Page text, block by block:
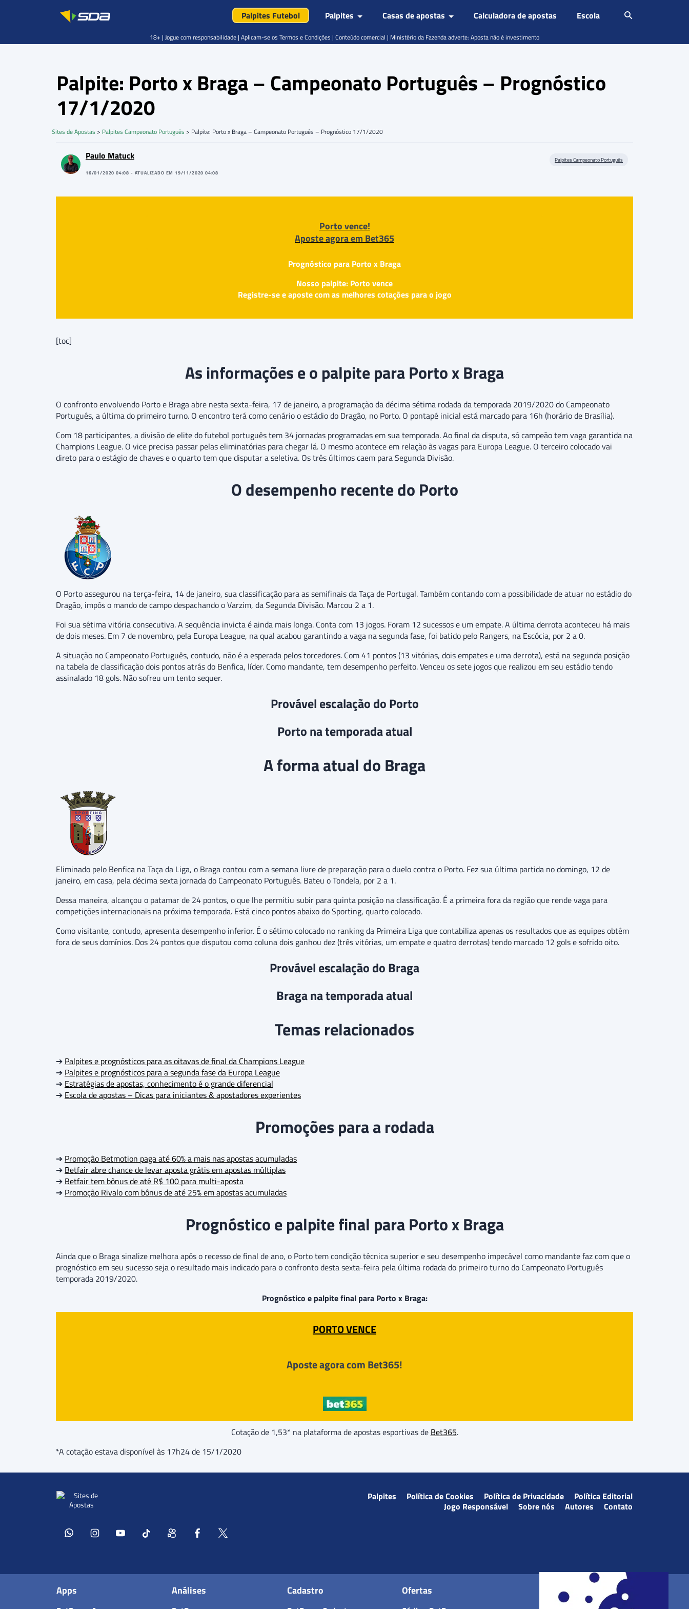
Palpites Futebol Palpites Casas de apostas Calculadora de apostas Escola
Palpite: Porto x Braga – Campeonato Português – Prognóstico
17/1/2020
Sites de Apostas > Palpites Campeonato Português > Palpite: Porto x Braga – Campeonato Português – Prognóstico 17/1/2020
Paulo Matuck
16/01/2020 04:08 - ATUALIZADO EM 19/11/2020 04:08
Palpites Campeonato Português
Porto vence!
Aposte agora em Bet365
Prognóstico para Porto x Braga
Nosso palpite: Porto vence
Registre-se e aposte com as melhores cotações para o jogo
[toc]
As informações e o palpite para Porto x Braga
O confronto envolvendo Porto e Braga abre nesta sexta-feira, 17 de janeiro, a programação da décima sétima rodada da temporada 2019/2020 do Campeonato
Português, a última do primeiro turno. O encontro terá como cenário o estádio do Dragão, no Porto. O pontapé inicial está marcado para 16h (horário de Brasília).
Com 18 participantes, a divisão de elite do futebol português tem 34 jornadas programadas em sua temporada. Ao final da disputa, só campeão tem vaga garantida na
Champions League. O vice precisa passar pelas eliminatórias para chegar lá. O mesmo acontece em relação às vagas para Europa League. O terceiro colocado vai
direto para o estágio de chaves e o quarto tem que disputar a seletiva. Os três últimos caem para Segunda Divisão.
O desempenho recente do Porto
O Porto assegurou na terça-feira, 14 de janeiro, sua classificação para as semifinais da Taça de Portugal. Também contando com a possibilidade de atuar no estádio do
Dragão, impôs o mando de campo despachando o Varzim, da Segunda Divisão. Marcou 2 a 1.
Foi sua sétima vitória consecutiva. A sequência invicta é ainda mais longa. Conta com 13 jogos. Foram 12 sucessos e um empate. A última derrota aconteceu há mais
de dois meses. Em 7 de novembro, pela Europa League, na qual acabou garantindo a vaga na segunda fase, foi batido pelo Rangers, na Escócia, por 2 a 0.
A situação no Campeonato Português, contudo, não é a esperada pelos torcedores. Com 41 pontos (13 vitórias, dois empates e uma derrota), está na segunda posição
na tabela de classificação dois pontos atrás do Benfica, líder. Como mandante, tem desempenho perfeito. Venceu os sete jogos que realizou em seu estádio tendo
assinalado 18 gols. Não sofreu um tento sequer.
Provável escalação do Porto
Porto na temporada atual
A forma atual do Braga
Eliminado pelo Benfica na Taça da Liga, o Braga contou com a semana livre de preparação para o duelo contra o Porto. Fez sua última partida no domingo, 12 de
janeiro, em casa, pela décima sexta jornada do Campeonato Português. Bateu o Tondela, por 2 a 1.
Dessa maneira, alcançou o patamar de 24 pontos, o que lhe permitiu subir para quinta posição na classificação. É a primeira fora da região que rende vaga para
competições internacionais na próxima temporada. Está cinco pontos abaixo do Sporting, quarto colocado.
Como visitante, contudo, apresenta desempenho inferior. É o sétimo colocado no ranking da Primeira Liga que contabiliza apenas os resultados que as equipes obtêm
fora de seus domínios. Dos 24 pontos que disputou como coluna dois ganhou dez (três vitórias, um empate e quatro derrotas) tendo marcado 12 gols e sofrido oito.
Provável escalação do Braga
Braga na temporada atual
Temas relacionados
➔ Palpites e prognósticos para as oitavas de final da Champions League
➔ Palpites e prognósticos para a segunda fase da Europa League
➔ Estratégias de apostas, conhecimento é o grande diferencial
➔ Escola de apostas – Dicas para iniciantes & apostadores experientes
Promoções para a rodada
➔ Promoção Betmotion paga até 60% a mais nas apostas acumuladas
➔ Betfair abre chance de levar aposta grátis em apostas múltiplas
➔ Betfair tem bônus de até R$ 100 para multi-aposta
➔ Promoção Rivalo com bônus de até 25% em apostas acumuladas
Prognóstico e palpite final para Porto x Braga
Ainda que o Braga sinalize melhora após o recesso de final de ano, o Porto tem condição técnica superior e seu desempenho impecável como mandante faz com que o
prognóstico em seu sucesso seja o resultado mais indicado para o confronto desta sexta-feira pela última rodada do primeiro turno do Campeonato Português
temporada 2019/2020.
Prognóstico e palpite final para Porto x Braga:
PORTO VENCE
Aposte agora com Bet365!
Cotação de 1,53* na plataforma de apostas esportivas de Bet365.
*A cotação estava disponível às 17h24 de 15/1/2020
Palpites Política de Cookies Política de Privacidade
Política Editorial
Jogo Responsável
Sobre nós Autores Contato
Apps Análises Cadastro Ofertas
18+ | Jogue com responsabilidade | Aplicam-se os Termos e Condições | Conteúdo comercial | Ministério da Fazenda adverte: Aposta não é investimento